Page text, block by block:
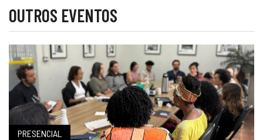
OUTROS EVENTOS
PRESENCIAL